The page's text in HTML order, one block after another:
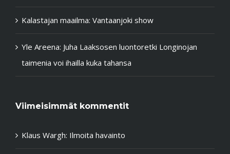
Kalastajan maailma: Vantaanjoki show
Yle Areena: Juha Laaksosen luontoretki Longinojan
taimenia voi ihailla kuka tahansa
Viimeisimmät kommentit
Klaus Wargh: Ilmoita havainto